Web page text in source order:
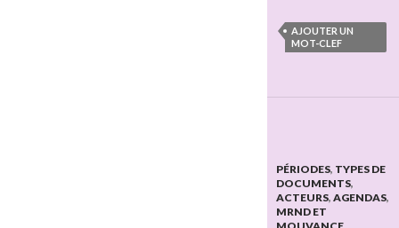
AJOUTER UN
MOT-CLEF
PÉRIODES, TYPES DE
DOCUMENTS,
ACTEURS, AGENDAS,
MRND ET